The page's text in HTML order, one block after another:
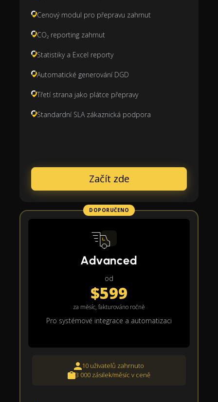
Cenový modul pro přepravu zahrnut
CO₂ reporting zahrnut
Statistiky a Excel reporty
Automatické generování DGD
Třetí strana jako plátce přepravy
Standardní SLA zákaznická podpora
Začít zde
DOPORUČENO
Advanced
od
$599
za měsíc, fakturováno ročně
Pro systémové integrace a automatizaci
10 uživatelů zahrnuto
3 000 zásilek/měsíc v ceně